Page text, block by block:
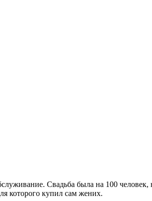
Свадьба была на 100
которого купил сам жених.